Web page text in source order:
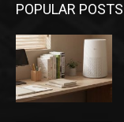
POPULAR POSTS